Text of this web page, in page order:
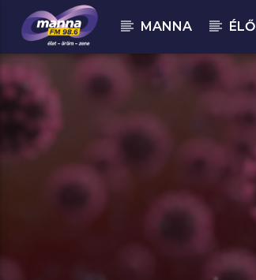
MANNA
MOST ADÁSBAN
Derek Minor :